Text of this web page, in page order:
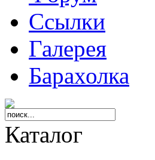
Ссылки
Галерея
Барахолка
Каталог